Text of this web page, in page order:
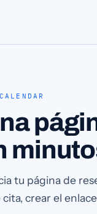
tu página de
crear el